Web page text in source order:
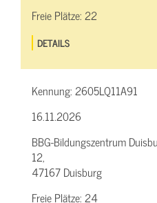
Freie Plätze:22
DETAILS
Kennung:2605LQ11A91
16.11.2026
BBG-Bildungszentrum
12,
47167 Duisburg
Freie Plätze:24